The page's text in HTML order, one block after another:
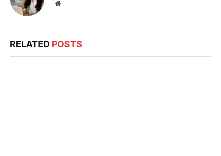
Website
RELATED POSTS